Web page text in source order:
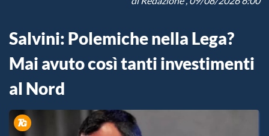
Salvini: Polemiche nella Lega?
Mai avuto così tanti investimenti
al Nord